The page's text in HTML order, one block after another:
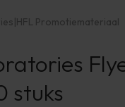
|HFL Promotiemateriaal
stuks